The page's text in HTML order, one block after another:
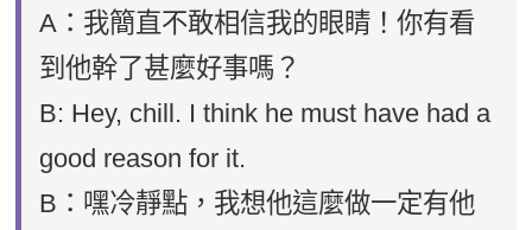
A：我簡直不敢相信我的眼睛！你有看
到他幹了甚麼好事嗎？
B: Hey, chill. I think he must have had a
good reason for it.
B：嘿冷靜點，我想他這麼做一定有他